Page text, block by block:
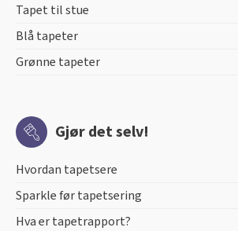
Tapet til stue
Blå tapeter
Grønne tapeter
Gjør det selv!
Hvordan tapetsere
Sparkle før tapetsering
Hva er tapetrapport?